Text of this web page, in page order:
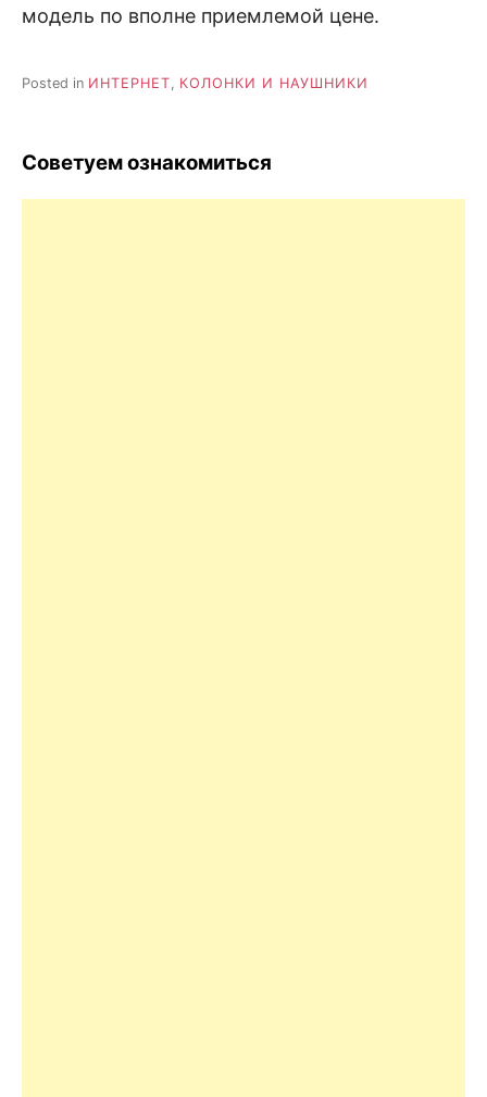
модель по вполне приемлемой цене.
Posted in ИНТЕРНЕТ, КОЛОНКИ И НАУШНИКИ
Советуем ознакомиться